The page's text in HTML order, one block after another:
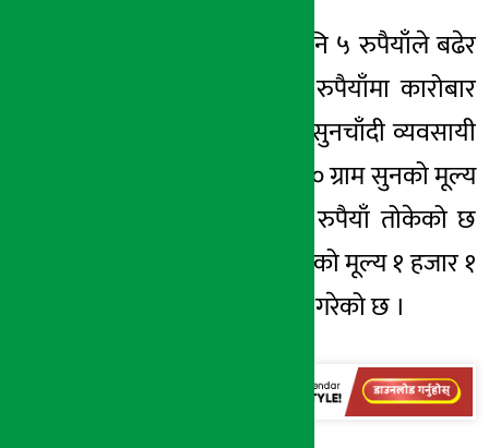
यता चाँदीको मूल्य पनि ५ रुपैयाँले बढेर
१ हजार ३ सय ७० रुपैयाँमा कारोबार
भइरहेको छ । नेपाल सुनचाँदी व्यवसायी
महासंघले आज प्रति १० ग्राम सुनको मूल्य
९१ हजार १ सय ३५ रुपैयाँ तोकेको छ
भने प्रति १० ग्राम चाँदीको मूल्य १ हजार १
सय ७० रुपैयाँ कायम गरेको छ ।